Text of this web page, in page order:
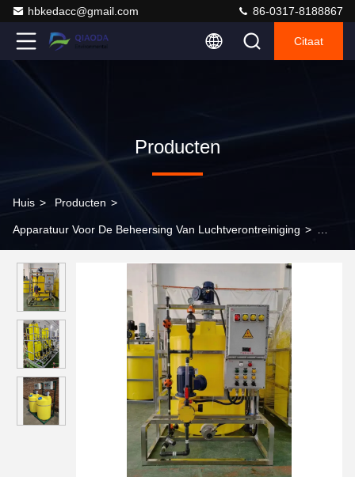
hbkedacc@gmail.com 86-0317-8188867
Citaat
Producten
Huis > Producten >
Apparatuur Voor De Beheersing Van Luchtverontreiniging >
Doseren Systeem